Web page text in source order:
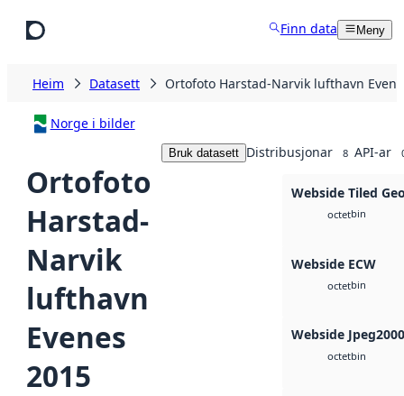
Finn data Meny
Heim Datasett Ortofoto Harstad-Narvik lufthavn
Norge i bilder
Ortofoto
Harstad-
Narvik
lufthavn
Evenes
2015
Bruk datasett Distribusjonar 8 API-ar
Webside Tiled
octetbin
Webside ECW
octetbin
Webside Jpeg2000
octetbin